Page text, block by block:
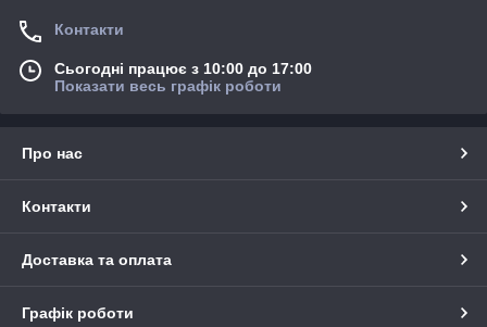
Контакти
Сьогодні працює з 10:00 до 17:00
Показати весь графік роботи
Про нас
Контакти
Доставка та оплата
Графік роботи